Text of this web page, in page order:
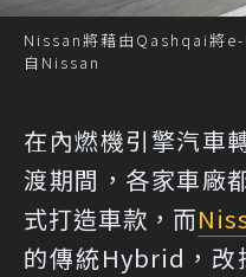
Nissan將藉由Qashqai將e-
自Nissan
在內燃機引擎汽車
渡期間，各家車廠
式打造車款，而
的傳統Hybrid，改